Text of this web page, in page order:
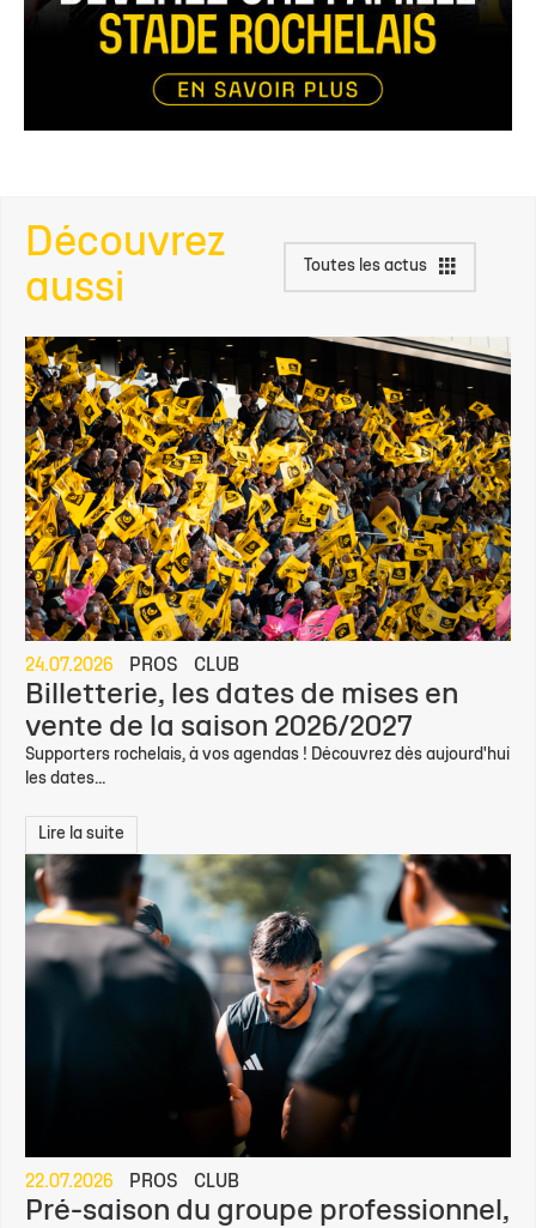
Découvrez
aussi
Toutes les actus
24.07.2026 PROS CLUB
Billetterie, les dates de mises en
vente de la saison 2026/2027
Supporters rochelais, à vos agendas ! Découvrez dès aujourd'hui
les dates...
Lire la suite
22.07.2026 PROS CLUB
Pré-saison du groupe professionnel,